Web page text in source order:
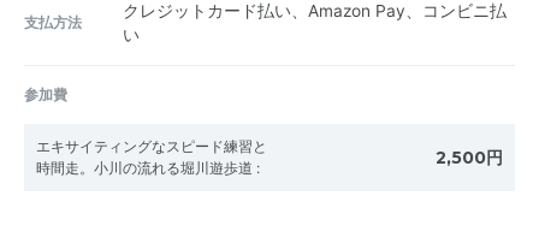
支払方法
クレジットカード払い、Amazon Pay、コンビニ払
い
参加費
エキサイティングなスピード練習と
時間走。小川の流れる堀川遊歩道 : 2,500円